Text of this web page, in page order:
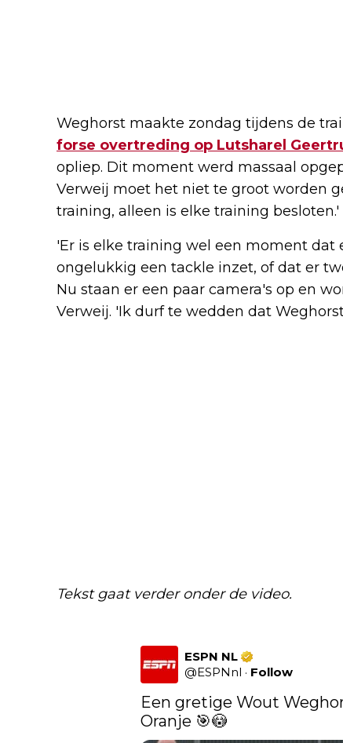
Weghorst maakte zondag tijdens de
forse overtreding op Lutsharel
opliep. Dit moment werd massaal
Verweij moet het niet te groot worden
training, alleen is elke training besloten.'
'Er is elke training wel een moment dat
ongelukkig een tackle inzet, of dat er
Nu staan er een paar camera's op en
Verweij. 'Ik durf te wedden dat
Tekst gaat verder onder de video.
ESPN NL
@ESPNnl · Follow
Een gretige Wout
Oranje 🎯😳